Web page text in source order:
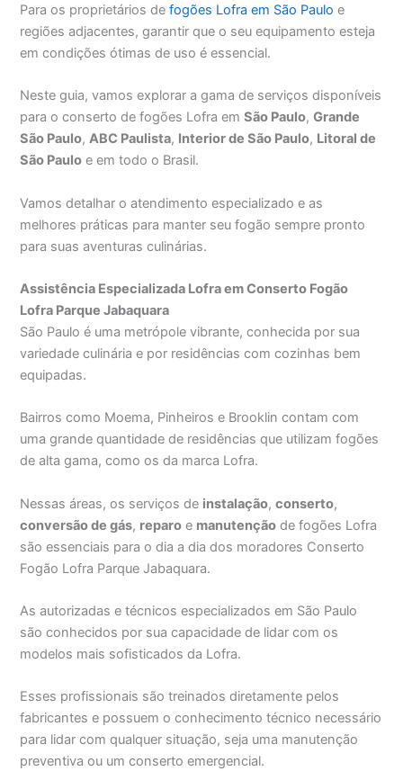
Para os proprietários defogões Lofra em São Paulo e
regiões adjacentes, garantir que o seu equipamento esteja
em condições ótimas de uso é essencial.
Neste guia, vamos explorar a gama de serviços disponíveis
para o conserto de fogões Lofra emSão Paulo,Grande
São Paulo,ABC Paulista, Interior de São Paulo, Litoral de
São Paulo e em todo o Brasil.
Vamos detalhar o atendimento especializado e as
melhores práticas para manter seu fogão sempre pronto
para suas aventuras culinárias.
Assistência Especializada Lofra em Conserto Fogão
Lofra Parque Jabaquara
São Paulo é uma metrópole vibrante, conhecida por sua
variedade culinária e por residências com cozinhas bem
equipadas.
Bairros como Moema, Pinheiros e Brooklin contam com
uma grande quantidade de residências que utilizam fogões
de alta gama, como os da marca Lofra.
Nessas áreas, os serviços de instalação,conserto,
conversão de gás, reparo e manutenção de fogões Lofra
são essenciais para o dia a dia dos moradores Conserto
Fogão Lofra Parque Jabaquara.
As autorizadas e técnicos especializados em São Paulo
são conhecidos por sua capacidade de lidar com os
modelos mais sofisticados da Lofra.
Esses profissionais são treinados diretamente pelos
fabricantes e possuem o conhecimento técnico necessário
para lidar com qualquer situação, seja uma manutenção
preventiva ou um conserto emergencial.